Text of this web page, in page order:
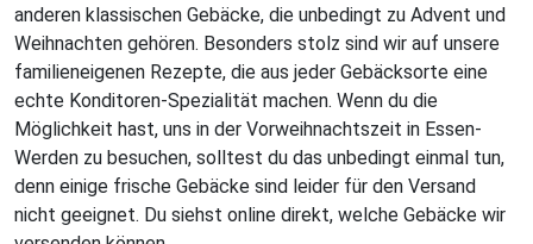
anderen klassischen Gebäcke, die unbedingt zu Advent und
Weihnachten gehören. Besonders stolz sind wir auf unsere
familieneigenen Rezepte, die aus jeder Gebäcksorte eine
echte Konditoren-Spezialität machen. Wenn du die
Möglichkeit hast, uns in der Vorweihnachtszeit in Essen-
Werden zu besuchen, solltest du das unbedingt einmal tun,
denn einige frische Gebäcke sind leider für den Versand
nicht geeignet. Du siehst online direkt, welche Gebäcke wir